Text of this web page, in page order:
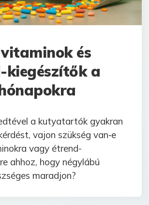
és
kiegészítők a
a kutyatartók gyakran
vajon szükség van‑e
vagy étrend-
ahhoz, hogy négylábú
maradjon?